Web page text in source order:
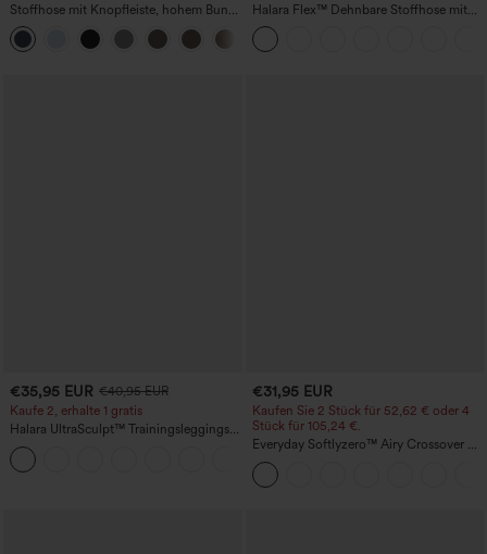
Stoffhose mit Knopfleiste, hohem Bund,
mehreren Taschen und geradem Bein
Halara Flex™ Dehnbare Stoffhose mit
hohem Bund, Waffelmuster,
Seitentaschen und weitem Bein
€35,95 EUR €40,95 EUR
Kaufe 2, erhalte 1 gratis
Halara UltraSculpt™ Trainingsleggings
mit hohem Bund – raffende Push-up-
Po-Form, Bauchkontrolle, Taschen und
formende Passform
€31,95 EUR
Kaufen Sie 2 Stück für 52,62 € oder 4
Stück für 105,24 €.
Everyday Softlyzero™ Airy Crossover 2-
in-1-Mini-Tennisrock mit Seitentaschen-
Lucid-UPF50+